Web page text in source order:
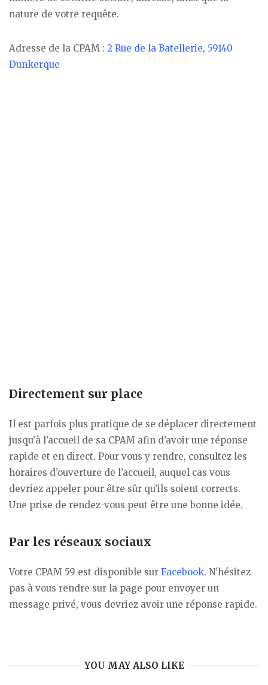
nature de votre requête.
Adresse de la CPAM : 2 Rue de la Batellerie, 59140
Dunkerque
Directement sur place
Il est parfois plus pratique de se déplacer directement
jusqu’à l’accueil de sa CPAM afin d’avoir une réponse
rapide et en direct. Pour vous y rendre, consultez les
horaires d’ouverture de l’accueil, auquel cas vous
devriez appeler pour être sûr qu’ils soient corrects.
Une prise de rendez-vous peut être une bonne idée.
Par les réseaux sociaux
Votre CPAM 59 est disponible sur Facebook. N’hésitez
pas à vous rendre sur la page pour envoyer un
message privé, vous devriez avoir une réponse rapide.
YOU MAY ALSO LIKE